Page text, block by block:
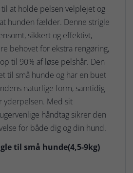
at holde pelsen velplejet og
hunden fælder. Denne strigle
sikkert og effektivt,
behovet for ekstra rengøring,
til 90% af løse pelshår. Den
til små hunde og har en buet
naturlige form, samtidig
yderpelsen. Med sit
håndtag sikrer den
for både dig og din hund.
til små hunde(4,5-9kg)